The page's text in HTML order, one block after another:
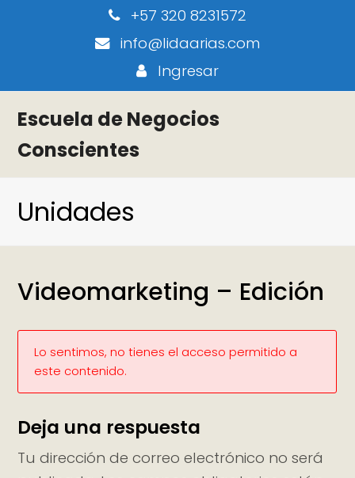
+57 320 8231572
info@lidaarias.com
Ingresar
Escuela de Negocios
Conscientes
Unidades
Videomarketing – Edición
Lo sentimos, no tienes el acceso permitido a
este contenido.
Deja una respuesta
Tu dirección de correo electrónico no será